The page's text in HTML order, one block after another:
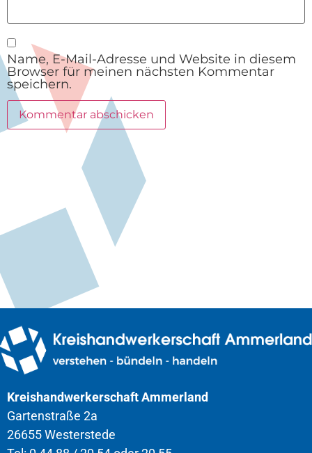
Name, E-Mail-Adresse und Website in diesem
Browser für meinen nächsten Kommentar
speichern.
Kreishandwerkerschaft Ammerland
Gartenstraße 2a
26655 Westerstede